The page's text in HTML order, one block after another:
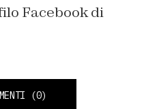
Facebook di
(0)